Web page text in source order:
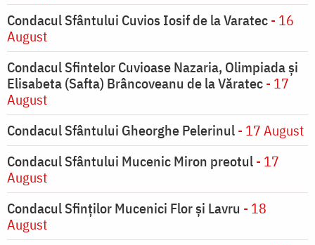
Condacul Sfântului Cuvios Iosif de la Varatec- 16
August
Condacul Sfintelor Cuvioase Nazaria, Olimpiada și
Elisabeta (Safta) Brâncoveanu de la Văratec- 17
August
Condacul Sfântului Gheorghe Pelerinul- 17 August
Condacul Sfântului Mucenic Miron preotul- 17
August
Condacul Sfinţilor Mucenici Flor şi Lavru - 18
August